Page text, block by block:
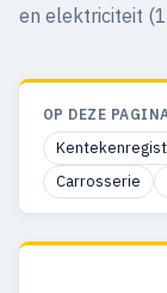
en elektriciteit
OP DEZE
Carrosserie